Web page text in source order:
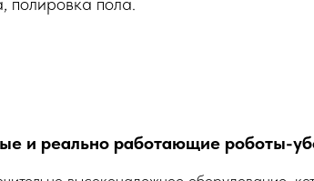
и реально работающие роботы-